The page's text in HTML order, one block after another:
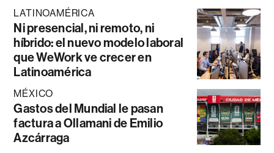
LATINOAMÉRICA
Ni presencial, ni remoto, ni
híbrido: el nuevo modelo laboral
que WeWork ve crecer en
Latinoamérica
MÉXICO
Gastos del Mundial le pasan
factura a Ollamani de Emilio
Azcárraga